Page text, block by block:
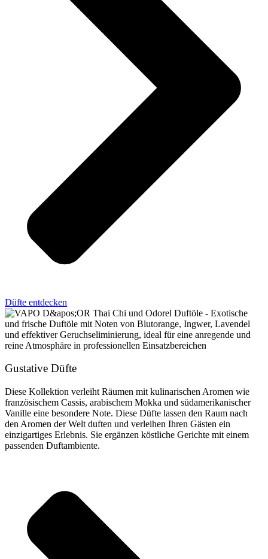
Düfte entdecken
Gustative Düfte
Diese Kollektion verleiht Räumen mit kulinarischen Aromen wie
französischem Cassis, arabischem Mokka und südamerikanischer
Vanille eine besondere Note. Diese Düfte lassen den Raum nach
den Aromen der Welt duften und verleihen Ihren Gästen ein
einzigartiges Erlebnis. Sie ergänzen köstliche Gerichte mit einem
passenden Duftambiente.